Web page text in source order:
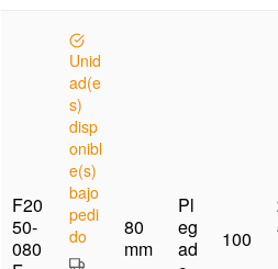
F20
50-
080
Unid
ad(e
s)
disp
onibl
e(s)
bajo
pedi
do
80
mm
Pl
eg
ad
100